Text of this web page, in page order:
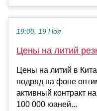
19:00, 19 Ноя
Цены на литий
Цены на литий в
подряд на фоне
активный контракт
100 000 юаней...